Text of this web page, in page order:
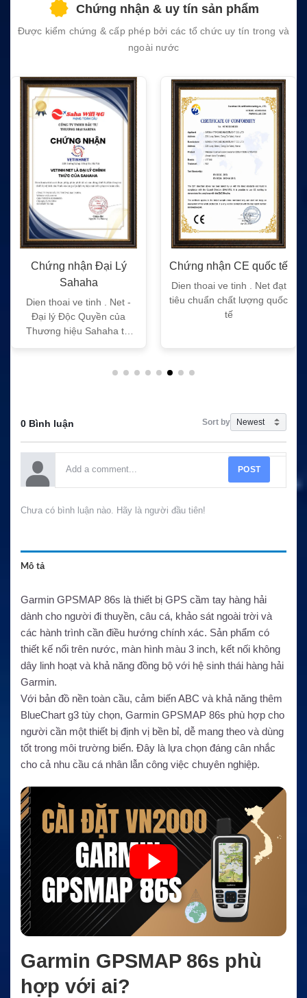
empty.
Chứng nhận & uy tín sản phẩm
Được kiểm chứng & cấp phép bởi các tổ chức uy tín trong và
ngoài nước
Chứng nhận Đại Lý
Sahaha
Dien thoai ve tinh . Net -
Đại lý Độc Quyền của
Thương hiệu Sahaha tại
Chứng nhận CE quốc tế
Dien thoai ve tinh . Net đạt
tiêu chuẩn chất lượng quốc
tế
0 Bình luận Sort by
POST
Chưa có bình luận nào. Hãy là người đầu tiên!
Mô tả
Garmin GPSMAP 86s là thiết bị GPS cầm tay hàng hải
dành cho người đi thuyền, câu cá, khảo sát ngoài trời và
các hành trình cần điều hướng chính xác. Sản phẩm có
thiết kế nổi trên nước, màn hình màu 3 inch, kết nối không
dây linh hoạt và khả năng đồng bộ với hệ sinh thái hàng hải
Garmin.
Với bản đồ nền toàn cầu, cảm biến ABC và khả năng thêm
BlueChart g3 tùy chọn, Garmin GPSMAP 86s phù hợp cho
người cần một thiết bị định vị bền bỉ, dễ mang theo và dùng
tốt trong môi trường biển. Đây là lựa chọn đáng cân nhắc
cho cả nhu cầu cá nhân lẫn công việc chuyên nghiệp.
Garmin GPSMAP 86s phù
hợp với ai?